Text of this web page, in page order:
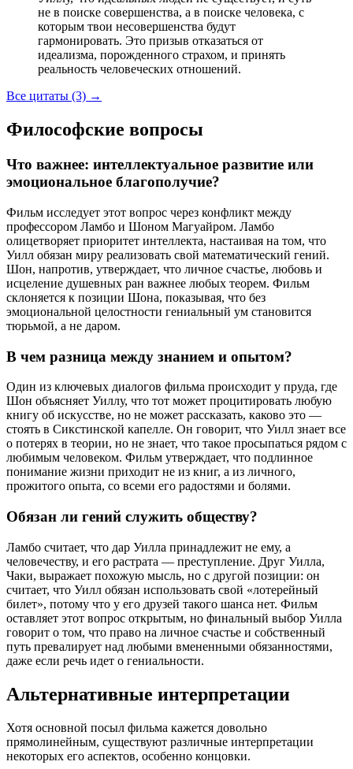
не в поиске совершенства, а в поиске человека, с
которым твои несовершенства будут
гармонировать. Это призыв отказаться от
идеализма, порожденного страхом, и принять
реальность человеческих отношений.
Все цитаты (3) →
Философские вопросы
Что важнее: интеллектуальное развитие или
эмоциональное благополучие?
Фильм исследует этот вопрос через конфликт между
профессором Ламбо и Шоном Магуайром. Ламбо
олицетворяет приоритет интеллекта, настаивая на том, что
Уилл обязан миру реализовать свой математический гений.
Шон, напротив, утверждает, что личное счастье, любовь и
исцеление душевных ран важнее любых теорем. Фильм
склоняется к позиции Шона, показывая, что без
эмоциональной целостности гениальный ум становится
тюрьмой, а не даром.
В чем разница между знанием и опытом?
Один из ключевых диалогов фильма происходит у пруда, где
Шон объясняет Уиллу, что тот может процитировать любую
книгу об искусстве, но не может рассказать, каково это —
стоять в Сикстинской капелле. Он говорит, что Уилл знает все
о потерях в теории, но не знает, что такое просыпаться рядом с
любимым человеком. Фильм утверждает, что подлинное
понимание жизни приходит не из книг, а из личного,
прожитого опыта, со всеми его радостями и болями.
Обязан ли гений служить обществу?
Ламбо считает, что дар Уилла принадлежит не ему, а
человечеству, и его растрата — преступление. Друг Уилла,
Чаки, выражает похожую мысль, но с другой позиции: он
считает, что Уилл обязан использовать свой «лотерейный
билет», потому что у его друзей такого шанса нет. Фильм
оставляет этот вопрос открытым, но финальный выбор Уилла
говорит о том, что право на личное счастье и собственный
путь превалирует над любыми вмененными обязанностями,
даже если речь идет о гениальности.
Альтернативные интерпретации
Хотя основной посыл фильма кажется довольно
прямолинейным, существуют различные интерпретации
некоторых его аспектов, особенно концовки.